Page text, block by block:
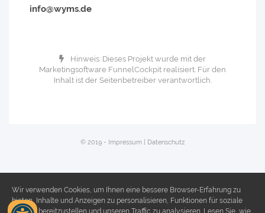
info@wyms.de
Hinweis: Dieses Projekt wurde mit der
Marketingsoftware FunnelCockpit realisiert. Für den
Inhalt ist der Seitenbetreiber verantwortlich.
© 2019 - Impressum Datenschutz
Wir verwenden Cookies, um Ihnen eine bessere Browser-Erfahrung zu
bieten, Inhalte und Anzeigen zu personalisieren, Funktionen für soziale
Medien bereitzustellen und unseren Traffic zu analysieren. Lesen Sie, wie